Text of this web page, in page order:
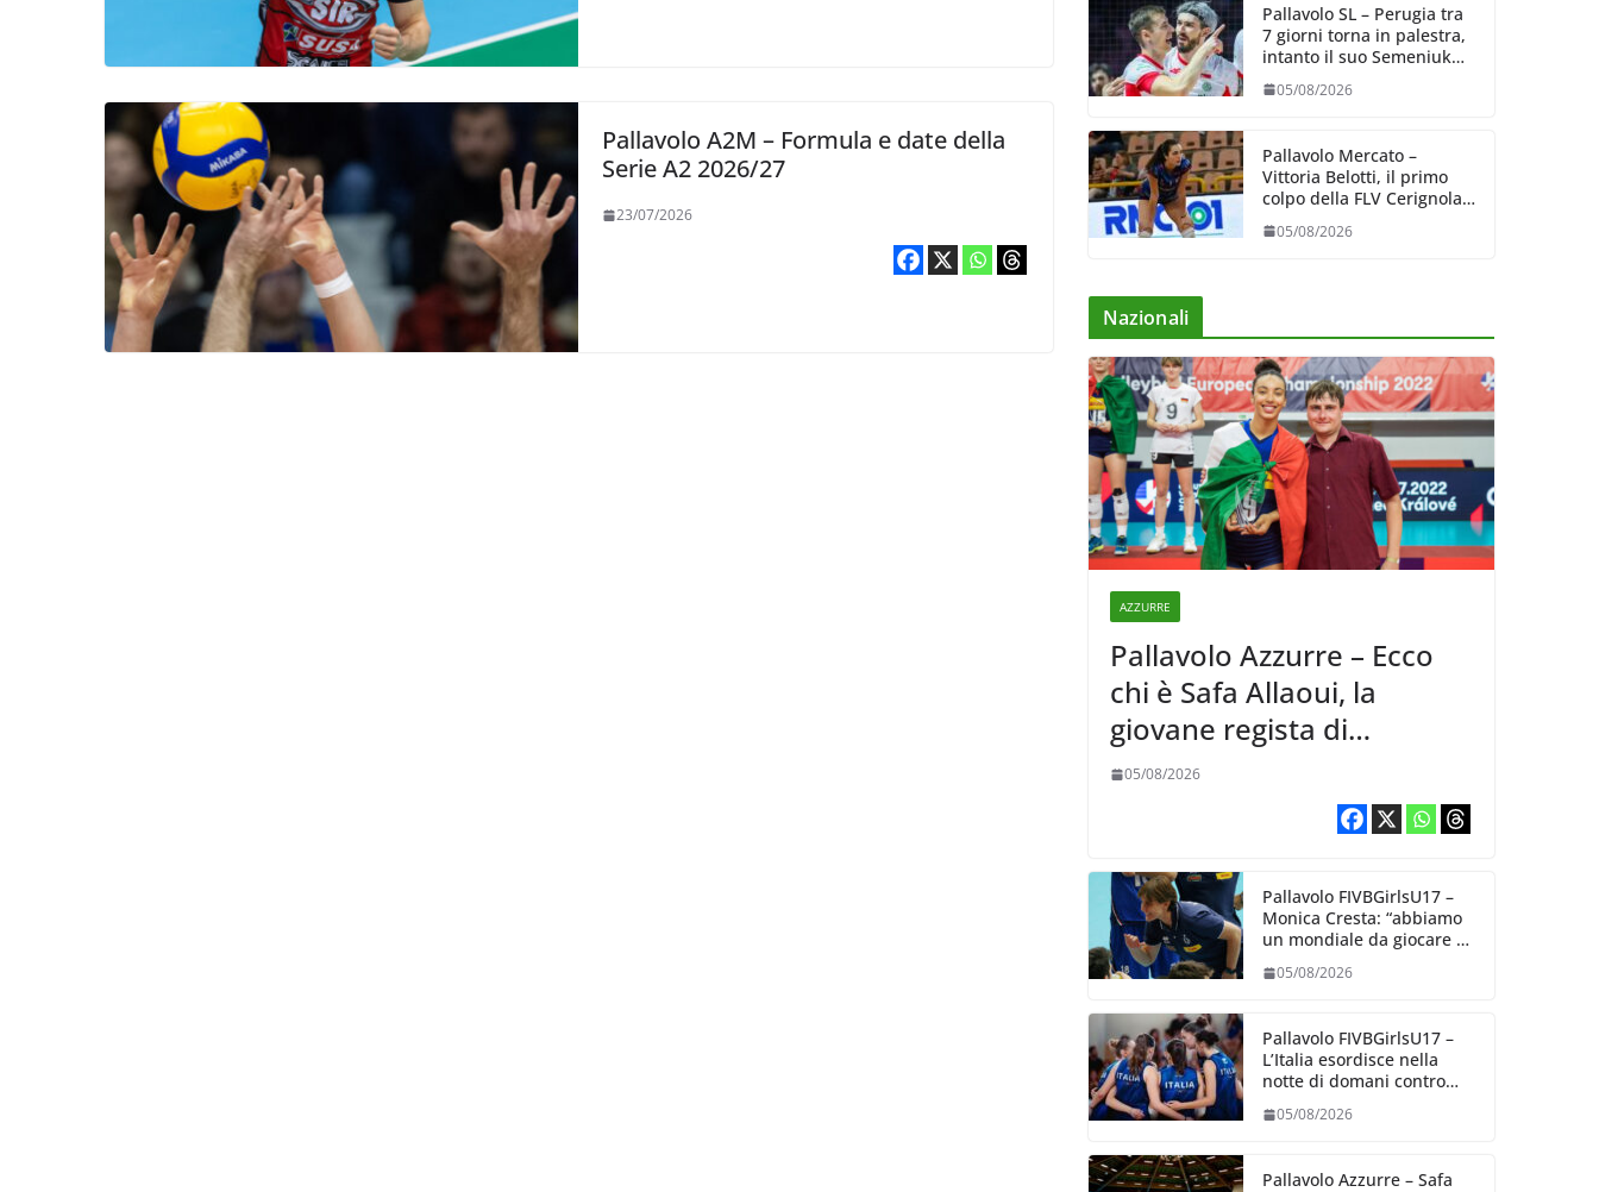
Pallavolo A2M – Formula e date della
Serie A2 2026/27
23/07/2026
Pallavolo SL – Perugia tra
7 giorni torna in palestra,
intanto il suo Semeniuk
festeggia il bis in VNL
05/08/2026
Pallavolo Mercato –
Vittoria Belotti, il primo
colpo della FLV Cerignola:
esperienza e qualità al
centro
05/08/2026
Nazionali
AZZURRE
Pallavolo Azzurre – Ecco
chi è Safa Allaoui, la
giovane regista di
Bergamo convocata al
collegiale di Cavalese
05/08/2026
Pallavolo FIVBGirlsU17 –
Monica Cresta: “abbiamo
un mondiale da giocare al
capacità”
05/08/2026
Pallavolo FIVBGirlsU17 –
L’Italia esordisce nella
notte di domani contro
05/08/2026
Pallavolo Azzurre – Safa